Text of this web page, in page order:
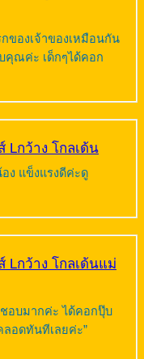
กของเจ้าของเหมือนกัน
คุณค่ะ เด็กๆได้คอก
Lกว้าง โกลเด้น
ง แข็งแรงดีค่ะดู
Lกว้าง โกลเด้นแม่
ชอบมากค่ะ ได้คอกปุ๊บ
ลอดทันทีเลยค่ะ”